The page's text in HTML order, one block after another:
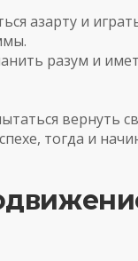
азарту и
.
разум и
вернуть
, тогда и